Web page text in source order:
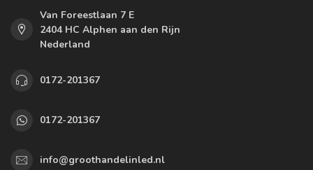
Van Foreestlaan 7 E
2404 HC Alphen aan den Rijn
Nederland
0172-201367
0172-201367
info@groothandelinled.nl